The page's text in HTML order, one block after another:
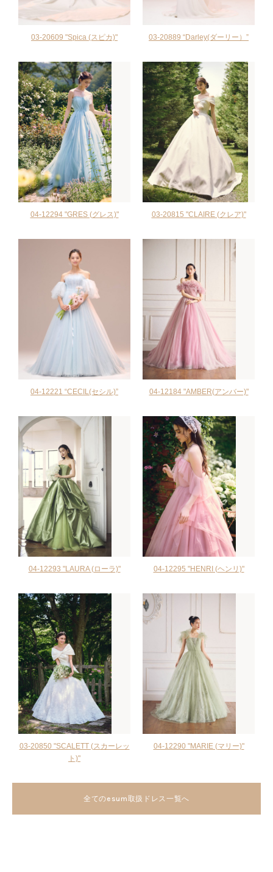
03-20609 "Spica (スピカ)" 03-20889 “Darley(ダーリー）”
04-12294 "GRES (グレス)" 03-20815 "CLAIRE (クレア)"
04-12221 “CECIL(セシル)” 04-12184 "AMBER(アンバー)"
04-12293 "LAURA (ローラ)" 04-12295 "HENRI (ヘンリ)"
03-20850 "SCALETT (スカーレッ
ト)"
04-12290 "MARIE (マリー)"
全てのesum取扱ドレス一覧へ